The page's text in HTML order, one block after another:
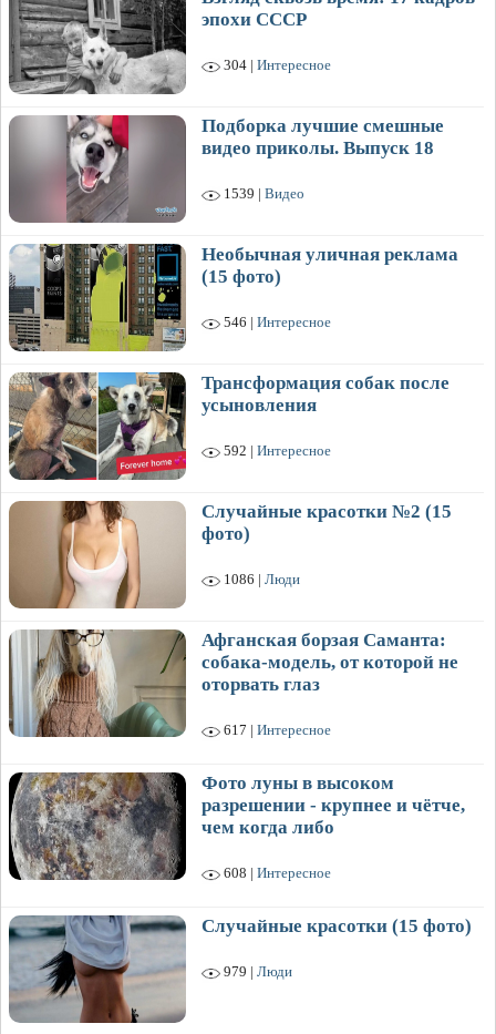
эпохи СССР
304 | Интересное
Подборка лучшие смешные
видео приколы. Выпуск 18
1539 | Видео
Необычная уличная реклама
(15 фото)
546 | Интересное
Трансформация собак после
усыновления
592 | Интересное
Случайные красотки №2 (15
фото)
1086 | Люди
Афганская борзая Саманта:
собака-модель, от которой не
оторвать глаз
617 | Интересное
Фото луны в высоком
разрешении - крупнее и чётче,
чем когда либо
608 | Интересное
Случайные красотки (15 фото)
979 | Люди